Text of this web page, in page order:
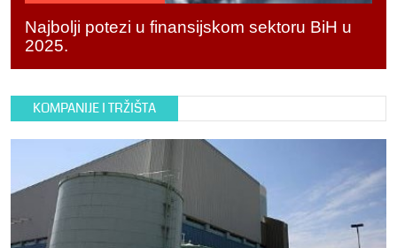
Najbolji potezi u finansijskom sektoru BiH u
2025.
KOMPANIJE I TRŽIŠTA